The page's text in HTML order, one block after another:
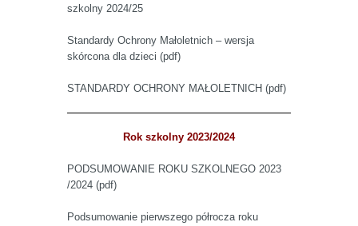
szkolny 2024/25
Standardy Ochrony Małoletnich – wersja
skórcona dla dzieci (pdf)
STANDARDY OCHRONY MAŁOLETNICH (pdf)
Rok szkolny 2023/2024
PODSUMOWANIE ROKU SZKOLNEGO 2023
/2024 (pdf)
Podsumowanie pierwszego półrocza roku